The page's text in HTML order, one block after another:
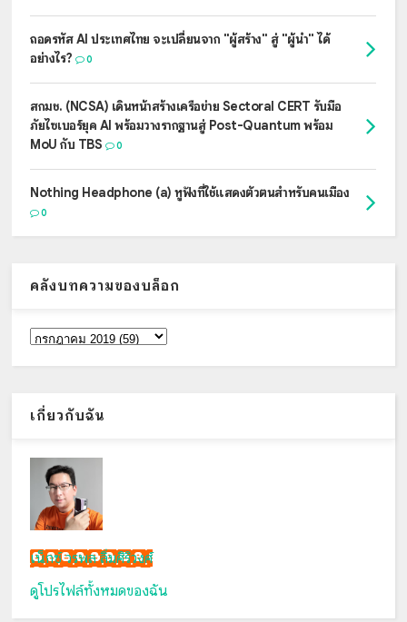
ถอดรหัส AI ประเทศไทย จะเปลี่ยนจาก "ผู้สร้าง" สู่ "ผู้นำ" ได้
อย่างไร?
0
สกมช. (NCSA) เดินหน้าสร้างเครือข่าย Sectoral CERT รับมือ
ภัยไซเบอร์ยุค AI พร้อมวางรากฐานสู่ Post-Quantum พร้อม
MoU กับ TBS
0
Nothing Headphone (a) หูฟังที่ใช้แสดงตัวตนสำหรับคนเมือง
0
คลังบทความของบล็อก
เกี่ยวกับฉัน
เน็กซ์ วรพล ลิ่มศิริวงศ์
ดูโปรไฟล์ทั้งหมดของฉัน